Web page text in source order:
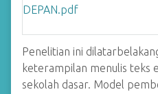
Penelitian ini
keterampilan menulis teks
sekolah dasar. Model